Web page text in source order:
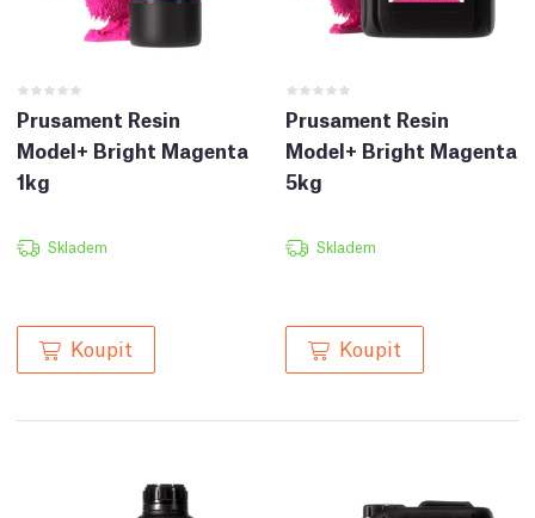
Prusament Resin
Model+ Bright Magenta
1kg
Skladem
Koupit
Prusament Resin
Model+ Bright Magenta
5kg
Skladem
Koupit